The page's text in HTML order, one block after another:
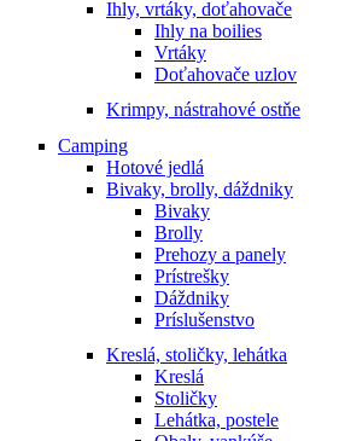
Ihly, vrtáky, doťahovače
Ihly na boilies
Vrtáky
Doťahovače uzlov
Krimpy, nástrahové ostňe
Camping
Hotové jedlá
Bivaky, brolly, dáždniky
Bivaky
Brolly
Prehozy a panely
Prístrešky
Dáždniky
Príslušenstvo
Kreslá, stoličky, lehátka
Kreslá
Stoličky
Lehátka, postele